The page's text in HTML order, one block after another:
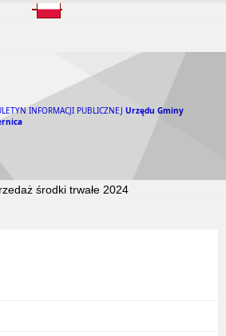
INFORMACJI PUBLICZNEJ Urzędu Gminy
środki trwałe 2024